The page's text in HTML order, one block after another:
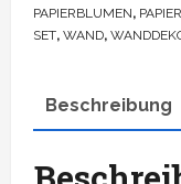
PAPIERBLUMEN,
SET, WAND,
Beschreibung